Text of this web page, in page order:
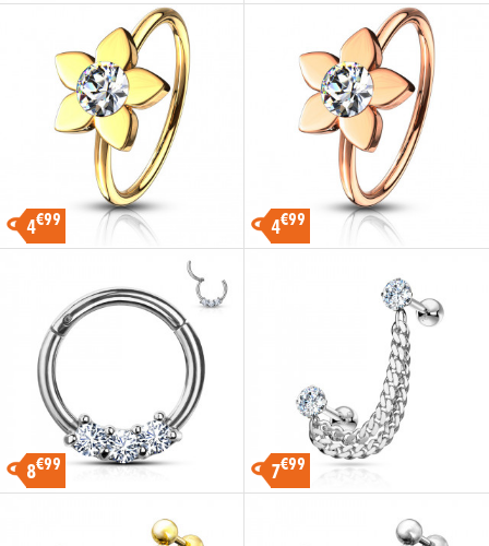
4€99 4€99
8€99 7€99